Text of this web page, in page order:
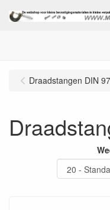
Draadstangen DIN